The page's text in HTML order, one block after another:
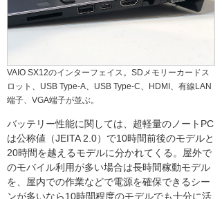
VAIO SX12のインターフェイス。SDメモリーカードス
ロット、USB Type-A、USB Type-C、HDMI、有線LAN
端子、VGA端子が並ぶ。
バッテリー性能に関しては、超軽量のノートPC
は公称値（JEITA 2.0）で10時間前後のモデルと
20時間を越えるモデルに分かれてくる。屋外で
のモバイル利用が多い場合は長時間稼動モデル
を、屋内での作業などで電源を確保できるシー
ンが多いなら10時間程度のモデルでも十分に活